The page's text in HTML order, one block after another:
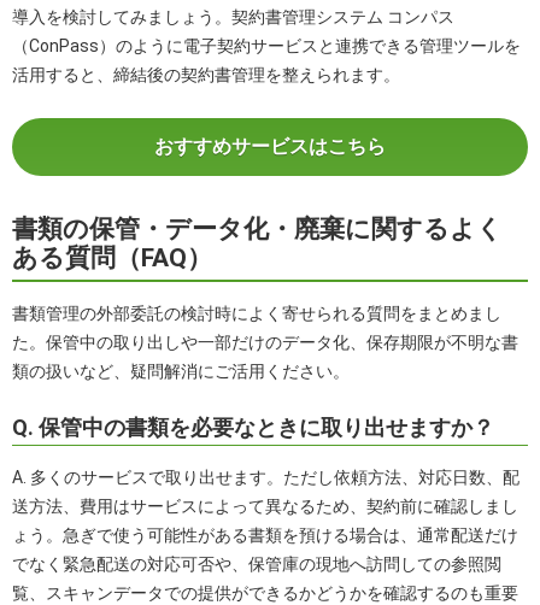
導入を検討してみましょう。契約書管理システム コンパス
（ConPass）のように電子契約サービスと連携できる管理ツールを
活用すると、締結後の契約書管理を整えられます。
おすすめサービスはこちら
書類の保管・データ化・廃棄に関するよく
ある質問（FAQ）
書類管理の外部委託の検討時によく寄せられる質問をまとめまし
た。保管中の取り出しや一部だけのデータ化、保存期限が不明な書
類の扱いなど、疑問解消にご活用ください。
Q. 保管中の書類を必要なときに取り出せますか？
A. 多くのサービスで取り出せます。ただし依頼方法、対応日数、配
送方法、費用はサービスによって異なるため、契約前に確認しまし
ょう。急ぎで使う可能性がある書類を預ける場合は、通常配送だけ
でなく緊急配送の対応可否や、保管庫の現地へ訪問しての参照閲
覧、スキャンデータでの提供ができるかどうかを確認するのも重要